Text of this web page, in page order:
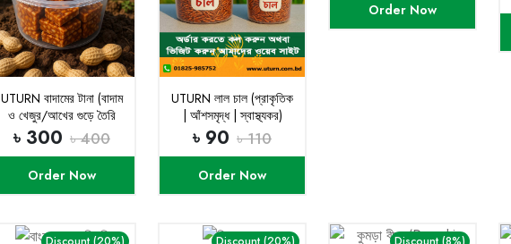
UTURN বাদামের টানা (বাদাম
ও খেজুর/আখের গুড়ে তৈরি
মুখরোচক মিষ্টান্ন)
৳ 300 ৳ 400
Order Now
UTURN লাল চাল (প্রাকৃতিক
| আঁশসমৃদ্ধ | স্বাস্থ্যকর)
৳ 90 ৳ 110
Order Now
Order Now